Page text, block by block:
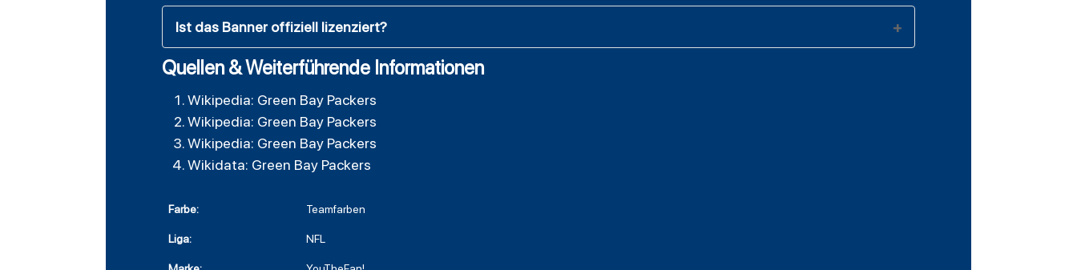
Ist das Banner offiziell lizenziert?
Quellen & Weiterführende Informationen
Wikipedia: Green Bay Packers
Wikipedia: Green Bay Packers
Wikipedia: Green Bay Packers
Wikidata: Green Bay Packers
Farbe: Teamfarben
Liga: NFL